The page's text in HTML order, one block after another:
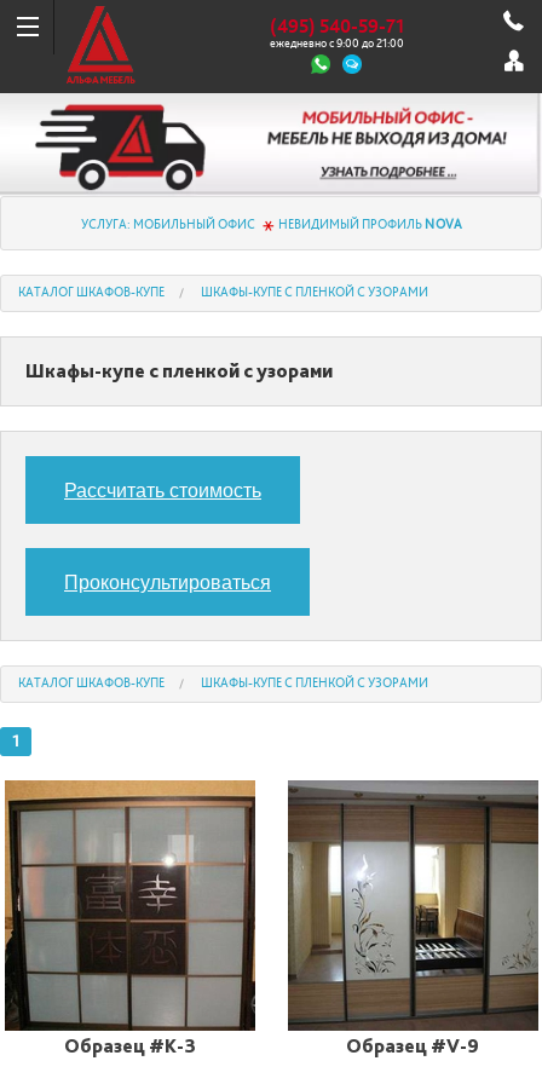
(495) 540-59-71
ежедневно с 9:00 до 21:00
УСЛУГА: МОБИЛЬНЫЙ ОФИС НЕВИДИМЫЙ ПРОФИЛЬ NOVA
КАТАЛОГ ШКАФОВ-КУПЕ ШКАФЫ-КУПЕ С ПЛЕНКОЙ С УЗОРАМИ
Шкафы-купе с пленкой с узорами
Рассчитать стоимость
Проконсультироваться
КАТАЛОГ ШКАФОВ-КУПЕ ШКАФЫ-КУПЕ С ПЛЕНКОЙ С УЗОРАМИ
1
Образец #K-3 Образец #V-9